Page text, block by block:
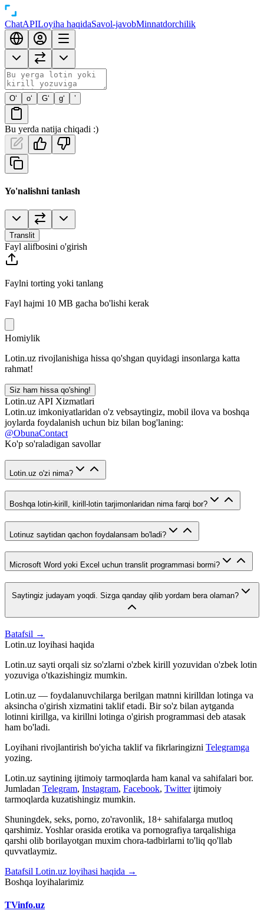
ChatAPILoyiha haqidaSavol-javobMinnatdorchilik
O‘ o‘ G‘ g‘ ’
Bu yerda natija chiqadi :)
Yo'nalishni tanlash
Translit
Fayl alifbosini o'girish
Faylni torting yoki tanlang
Fayl hajmi 10 MB gacha bo'lishi kerak
Homiylik
Lotin.uz rivojlanishiga hissa qo'shgan quyidagi insonlarga katta
rahmat!
Siz ham hissa qo'shing!
Lotin.uz API Xizmatlari
Lotin.uz imkoniyatlaridan o'z vebsaytingiz, mobil ilova va boshqa
joylarda foydalanish uchun biz bilan bog'laning:
@ObunaContact
Ko'p so'raladigan savollar
Lotin.uz o'zi nima?
Boshqa lotin-kirill, kirill-lotin tarjimonlaridan nima farqi bor?
Lotinuz saytidan qachon foydalansam bo'ladi?
Microsoft Word yoki Excel uchun translit programmasi bormi?
Saytingiz judayam yoqdi. Sizga qanday qilib yordam bera olaman?
Batafsil →
Lotin.uz loyihasi haqida
Lotin.uz sayti orqali siz so'zlarni o'zbek kirill yozuvidan o'zbek lotin
yozuviga o'tkazishingiz mumkin.
Lotin.uz — foydalanuvchilarga berilgan matnni kirilldan lotinga va
aksincha o'girish xizmatini taklif etadi. Bir so'z bilan aytganda
lotinni kirillga, va kirillni lotinga o'girish programmasi deb atasak
ham bo'ladi.
Loyihani rivojlantirish bo'yicha taklif va fikrlaringizni Telegramga
yozing.
Lotin.uz saytining ijtimoiy tarmoqlarda ham kanal va sahifalari bor.
Jumladan Telegram, Instagram, Facebook, Twitter ijtimoiy
tarmoqlarda kuzatishingiz mumkin.
Shuningdek, seks, porno, zo'ravonlik, 18+ sahifalarga mutloq
qarshimiz. Yoshlar orasida erotika va pornografiya tarqalishiga
qarshi olib borilayotgan muxim chora-tadbirlarni to'liq qo'llab
quvvatlaymiz.
Batafsil Lotin.uz loyihasi haqida →
Boshqa loyihalarimiz
TVinfo.uz